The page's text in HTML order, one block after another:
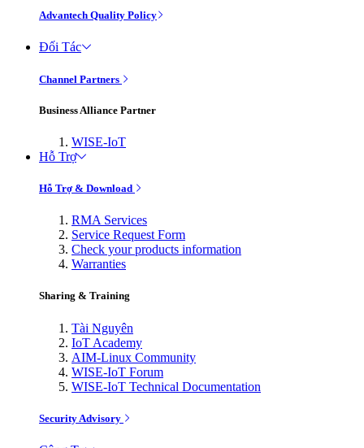
Advantech Quality Policy
Đối Tác
Channel Partners
Business Alliance Partner
WISE-IoT
Hỗ Trợ
Hỗ Trợ & Download
RMA Services
Service Request Form
Check your products information
Warranties
Sharing & Training
Tài Nguyên
IoT Academy
AIM-Linux Community
WISE-IoT Forum
WISE-IoT Technical Documentation
Security Advisory